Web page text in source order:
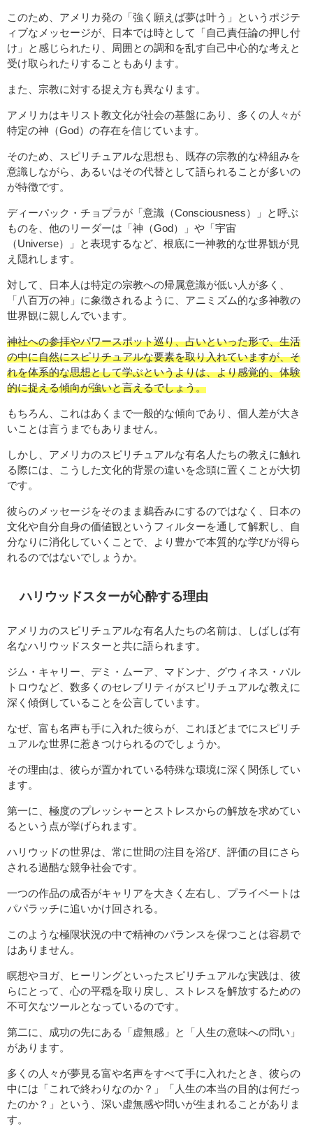
このため、アメリカ発の「強く願えば夢は叶う」というポジテ
ィブなメッセージが、日本では時として「自己責任論の押し付
け」と感じられたり、周囲との調和を乱す自己中心的な考えと
受け取られたりすることもあります。
また、宗教に対する捉え方も異なります。
アメリカはキリスト教文化が社会の基盤にあり、多くの人々が
特定の神（God）の存在を信じています。
そのため、スピリチュアルな思想も、既存の宗教的な枠組みを
意識しながら、あるいはその代替として語られることが多いの
が特徴です。
ディーパック・チョプラが「意識（Consciousness）」と呼ぶ
ものを、他のリーダーは「神（God）」や「宇宙
（Universe）」と表現するなど、根底に一神教的な世界観が見
え隠れします。
対して、日本人は特定の宗教への帰属意識が低い人が多く、
「八百万の神」に象徴されるように、アニミズム的な多神教の
世界観に親しんでいます。
神社への参拝やパワースポット巡り、占いといった形で、生活
の中に自然にスピリチュアルな要素を取り入れていますが、そ
れを体系的な思想として学ぶというよりは、より感覚的、体験
的に捉える傾向が強いと言えるでしょう。
もちろん、これはあくまで一般的な傾向であり、個人差が大き
いことは言うまでもありません。
しかし、アメリカのスピリチュアルな有名人たちの教えに触れ
る際には、こうした文化的背景の違いを念頭に置くことが大切
です。
彼らのメッセージをそのまま鵜呑みにするのではなく、日本の
文化や自分自身の価値観というフィルターを通して解釈し、自
分なりに消化していくことで、より豊かで本質的な学びが得ら
れるのではないでしょうか。
ハリウッドスターが心酔する理由
アメリカのスピリチュアルな有名人たちの名前は、しばしば有
名なハリウッドスターと共に語られます。
ジム・キャリー、デミ・ムーア、マドンナ、グウィネス・パル
トロウなど、数多くのセレブリティがスピリチュアルな教えに
深く傾倒していることを公言しています。
なぜ、富も名声も手に入れた彼らが、これほどまでにスピリチ
ュアルな世界に惹きつけられるのでしょうか。
その理由は、彼らが置かれている特殊な環境に深く関係してい
ます。
第一に、極度のプレッシャーとストレスからの解放を求めてい
るという点が挙げられます。
ハリウッドの世界は、常に世間の注目を浴び、評価の目にさら
される過酷な競争社会です。
一つの作品の成否がキャリアを大きく左右し、プライベートは
パパラッチに追いかけ回される。
このような極限状況の中で精神のバランスを保つことは容易で
はありません。
瞑想やヨガ、ヒーリングといったスピリチュアルな実践は、彼
らにとって、心の平穏を取り戻し、ストレスを解放するための
不可欠なツールとなっているのです。
第二に、成功の先にある「虚無感」と「人生の意味への問い」
があります。
多くの人々が夢見る富や名声をすべて手に入れたとき、彼らの
中には「これで終わりなのか？」「人生の本当の目的は何だっ
たのか？」という、深い虚無感や問いが生まれることがありま
す。